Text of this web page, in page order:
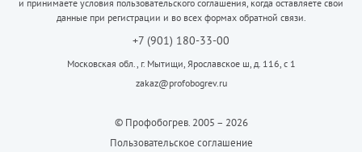
и принимаете условия пользовательского соглашения, когда оставляете свои
данные при регистрации и во всех формах обратной связи.
+7 (901) 180-33-00
Московская обл., г. Мытищи, Ярославское ш, д. 116, с 1
zakaz@profobogrev.ru
© Профобогрев. 2005 – 2026
Пользовательское соглашение